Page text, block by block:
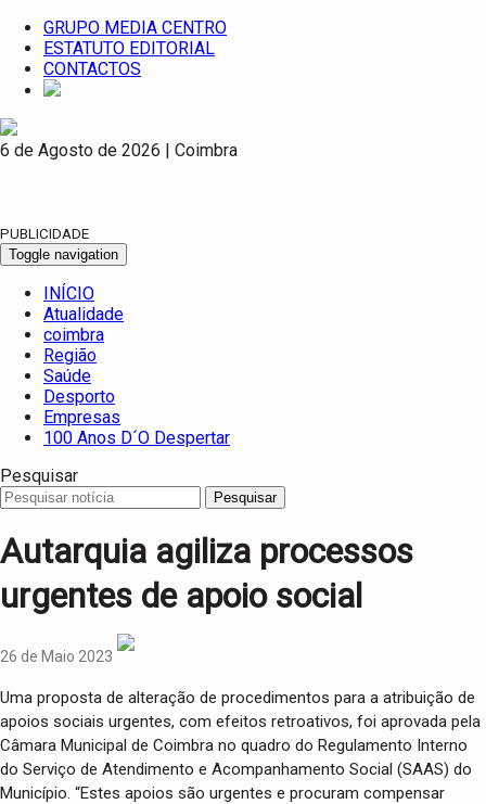
GRUPO MEDIA CENTRO
ESTATUTO EDITORIAL
CONTACTOS
6 de Agosto de 2026 | Coimbra
PUBLICIDADE
Toggle navigation
INÍCIO
Atualidade
coimbra
Região
Saúde
Desporto
Empresas
100 Anos D´O Despertar
Pesquisar
Pesquisar
Autarquia agiliza processos
urgentes de apoio social
26 de Maio 2023
Uma proposta de alteração de procedimentos para a atribuição de
apoios sociais urgentes, com efeitos retroativos, foi aprovada pela
Câmara Municipal de Coimbra no quadro do Regulamento Interno
do Serviço de Atendimento e Acompanhamento Social (SAAS) do
Município. “Estes apoios são urgentes e procuram compensar